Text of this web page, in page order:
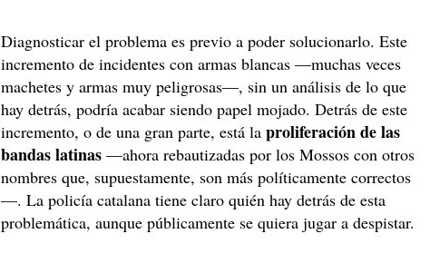
Diagnosticar el problema es previo a poder solucionarlo. Este
incremento de incidentes con armas blancas —muchas veces
machetes y armas muy peligrosas—, sin un análisis de lo que
hay detrás, podría acabar siendo papel mojado. Detrás de este
incremento, o de una gran parte, está laproliferación de las
bandas latinas —ahora rebautizadas por los Mossos con otros
nombres que, supuestamente, son más políticamente correctos
—. La policía catalana tiene claro quién hay detrás de esta
problemática, aunque públicamente se quiera jugar a despistar.